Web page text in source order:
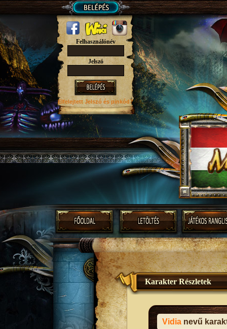
Felhasználónév
Jelszó
Elfelejtett Jelszó és pinkód?
Karakter Részletek
Vidia nevű